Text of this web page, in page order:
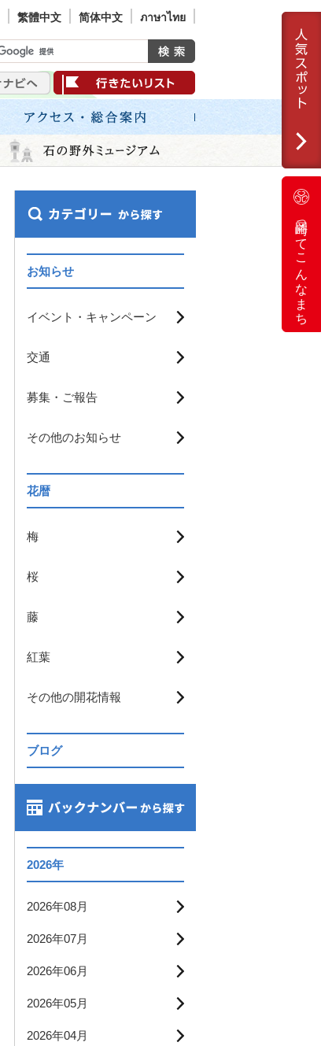
繁體中文 简体中文 ภาษาไทย
岡崎ってこんなまち
お知らせ
イベント・キャンペーン
交通
募集・ご報告
その他のお知らせ
花暦
梅
桜
藤
紅葉
その他の開花情報
ブログ
2026年
2026年08月
2026年07月
2026年06月
2026年05月
2026年04月